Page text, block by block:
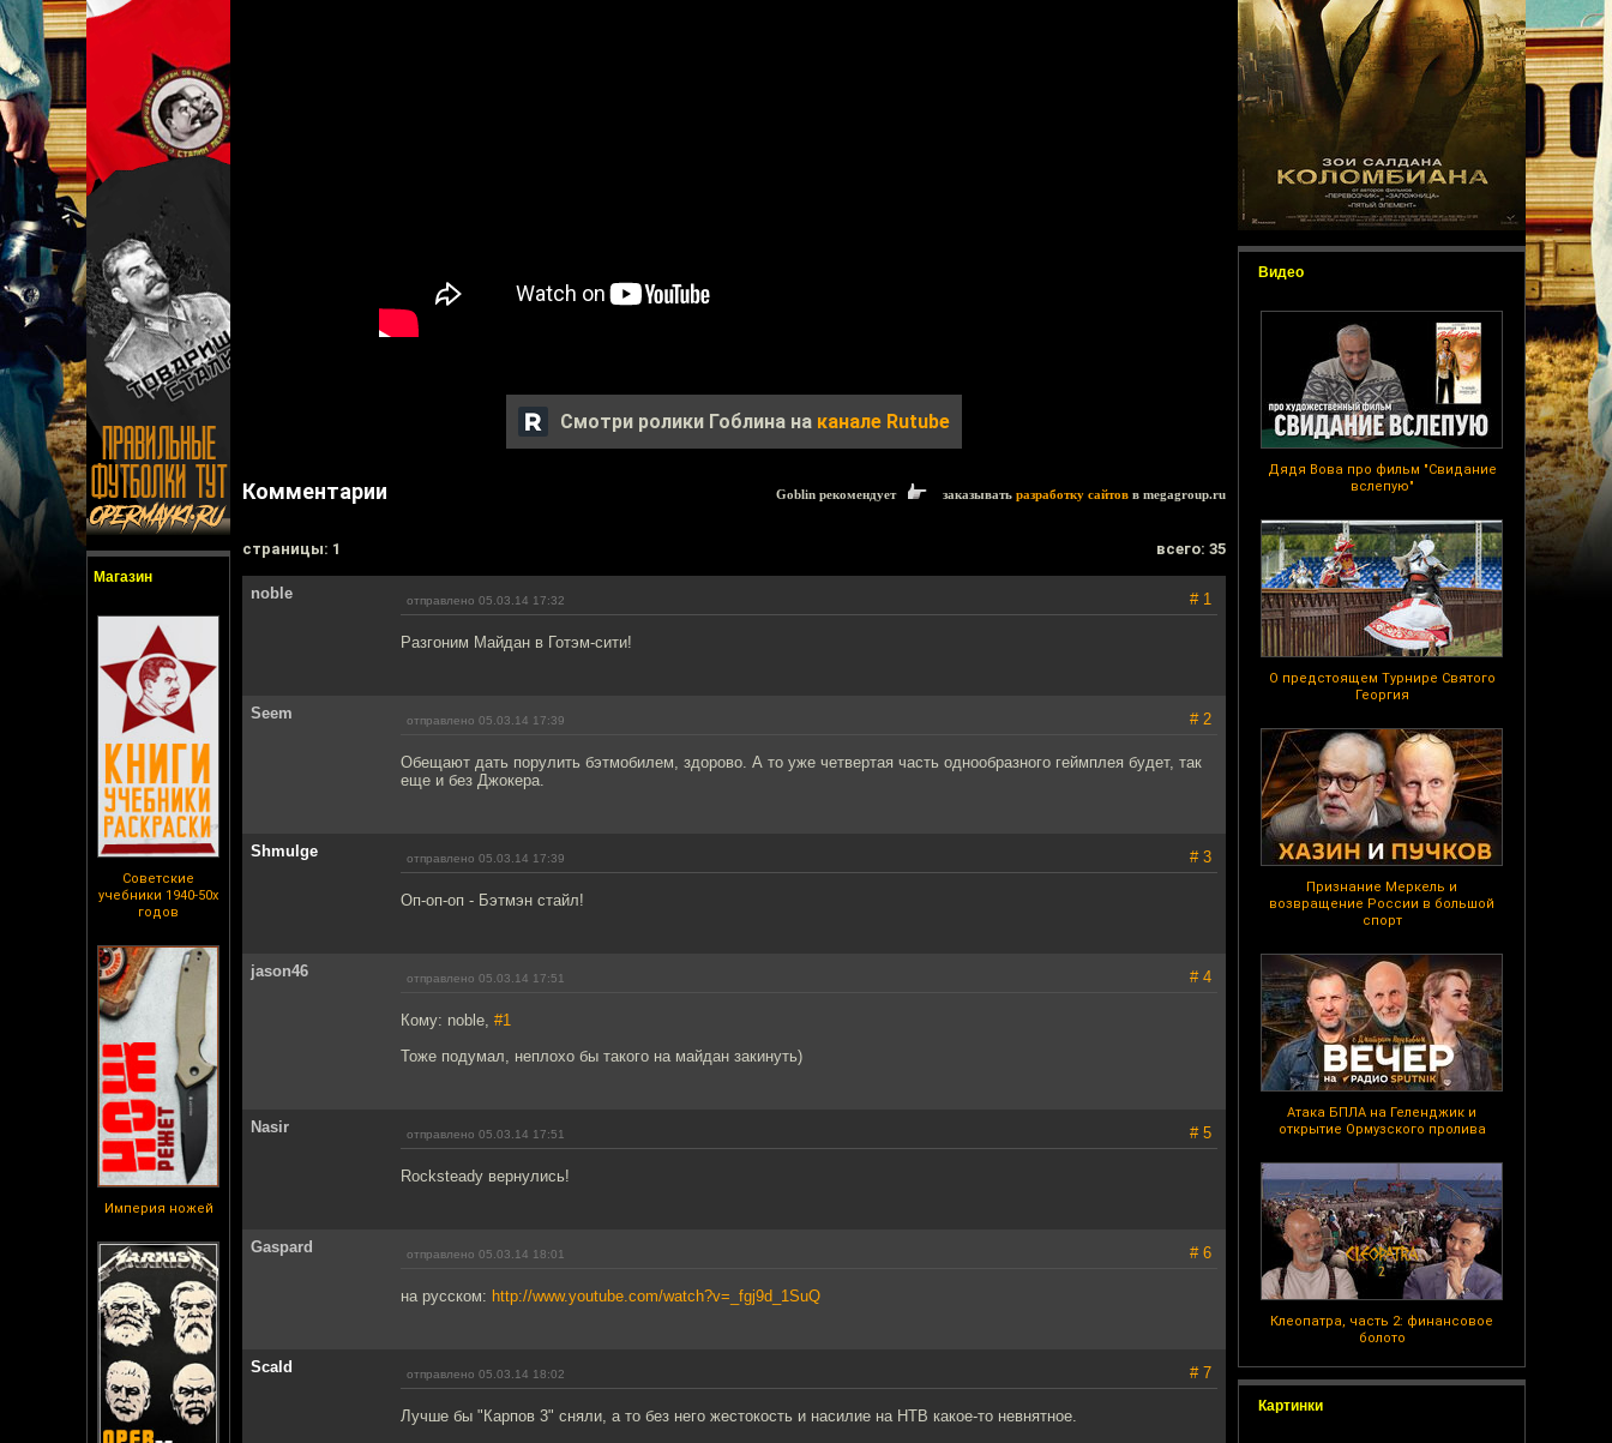
Магазин
Советские
учебники 1940-50х
годов
Империя ножей
Видео
Дядя Вова про фильм "Свидание
вслепую"
О предстоящем Турнире Святого
Георгия
Признание Меркель и
возвращение России в большой
спорт
Атака БПЛА на Геленджик и
открытие Ормузского пролива
Клеопатра, часть 2: финансовое
болото
Картинки
Смотри ролики Гоблина на канале Rutube
Комментарии Goblin рекомендует заказывать разработку сайтов в megagroup.ru
cтраницы: 1 всего: 35
noble отправлено 05.03.14 17:32 # 1
Разгоним Майдан в Готэм-сити!
Seem отправлено 05.03.14 17:39 # 2
Обещают дать порулить бэтмобилем, здорово. А то уже четвертая часть однообразного геймплея будет, так
еще и без Джокера.
Shmulge отправлено 05.03.14 17:39 # 3
Оп-оп-оп - Бэтмэн стайл!
jason46 отправлено 05.03.14 17:51 # 4
Кому: noble, #1
Тоже подумал, неплохо бы такого на майдан закинуть)
Nasir отправлено 05.03.14 17:51 # 5
Rocksteady вернулись!
Gaspard отправлено 05.03.14 18:01 # 6
на русском: http://www.youtube.com/watch?v=_fgj9d_1SuQ
Scald отправлено 05.03.14 18:02 # 7
Лучше бы "Карпов 3" сняли, а то без него жестокость и насилие на НТВ какое-то невнятное.